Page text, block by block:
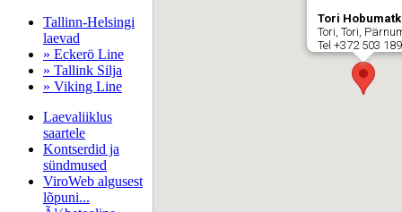
Tallinn-Helsingi
laevad
» Eckerö Line
» Tallink Silja
» Viking Line
Laevaliiklus
saartele
Kontserdid ja
sündmused
ViroWeb algusest
lõpuni...
Tori
Tori, Tori,
Tel +372 503